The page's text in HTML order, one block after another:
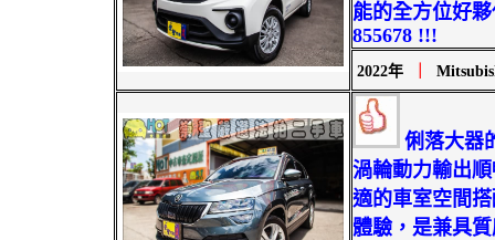
能的全方位好
855678 !!!
2022年
俐落大器
渦輪動力輸出
適的車室空間
體驗，是兼具